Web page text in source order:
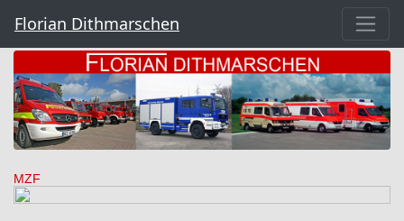
Florian Dithmarschen
MZF